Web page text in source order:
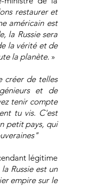
restaurer et
américain est
la Russie sera
la vérité et de
la planète. »
créer de telles
et de
tenir compte
tu vis. C'est
petit pays, qui
légitime
Russie est un
empire sur le